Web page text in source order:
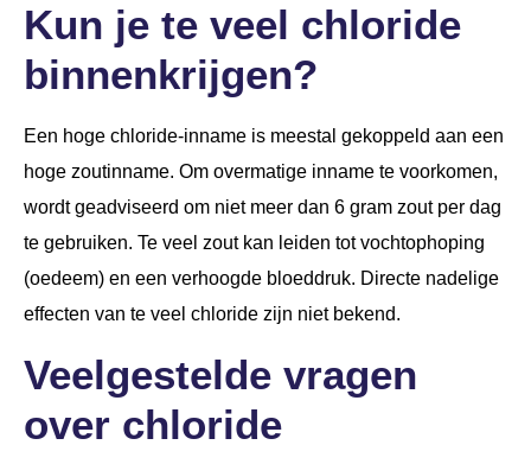
Kun je te veel chloride
binnenkrijgen?
Een hoge chloride-inname is meestal gekoppeld aan een
hoge zoutinname. Om overmatige inname te voorkomen,
wordt geadviseerd om niet meer dan 6 gram zout per dag
te gebruiken. Te veel zout kan leiden tot vochtophoping
(oedeem) en een verhoogde bloeddruk. Directe nadelige
effecten van te veel chloride zijn niet bekend.
Veelgestelde vragen
over chloride